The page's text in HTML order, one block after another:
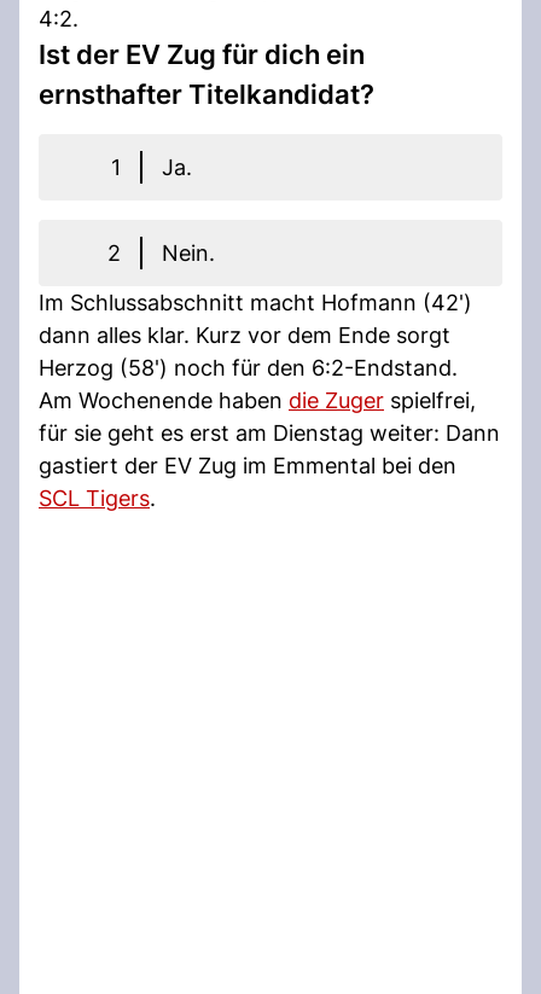
4:2.
Ist der EV Zug für dich ein
ernsthafter Titelkandidat?
1 Ja.
2
Nein.
Im Schlussabschnitt macht Hofmann (42')
dann alles klar. Kurz vor dem Ende sorgt
Herzog (58') noch für den 6:2-Endstand.
Am Wochenende haben die Zuger spielfrei,
für sie geht es erst am Dienstag weiter: Dann
gastiert der EV Zug im Emmental bei den
SCL Tigers.